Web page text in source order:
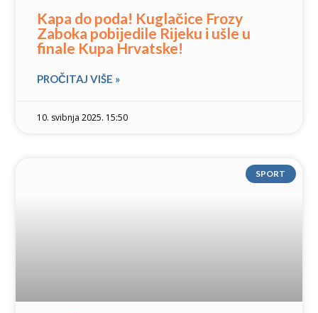
Kapa do poda! Kuglačice Frozy
Zaboka pobijedile Rijeku i ušle u
finale Kupa Hrvatske!
PROČITAJ VIŠE »
10. svibnja 2025. 15:50
SPORT